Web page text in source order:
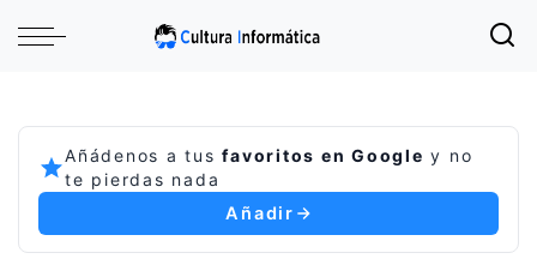
Añádenos a tusfavoritos en Google y no
te pierdas nada
Añadir